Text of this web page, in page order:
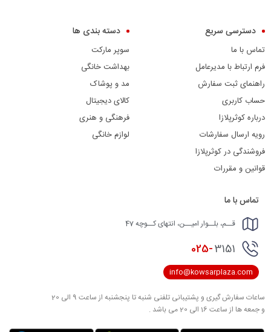
دسترسی سریع
تماس با ما
فرم ارتباط با مدیرعامل
راهنمای ثبت سفارش
حساب کاربری
درباره کوثرپلازا
رویه ارسال سفارشات
فروشندگی در کوثرپلازا
قوانین و مقررات
دسته بندی ها
سوپر مارکت
بهداشت خانگی
مد و پوشاک
کالای دیجیتال
فرهنگی و هنری
لوازم خانگی
تماس با ما
قــم، بلــوار امیــن، انتهای کــوچه 47
025-3151
info@kowsarplaza.com
ساعات سفارش گیری و پشتیبانی تلفنی شنبه تا پنجشنبه از ساعت 9 الی 20
و جمعه ها از ساعت 16 الی 20 می باشد .